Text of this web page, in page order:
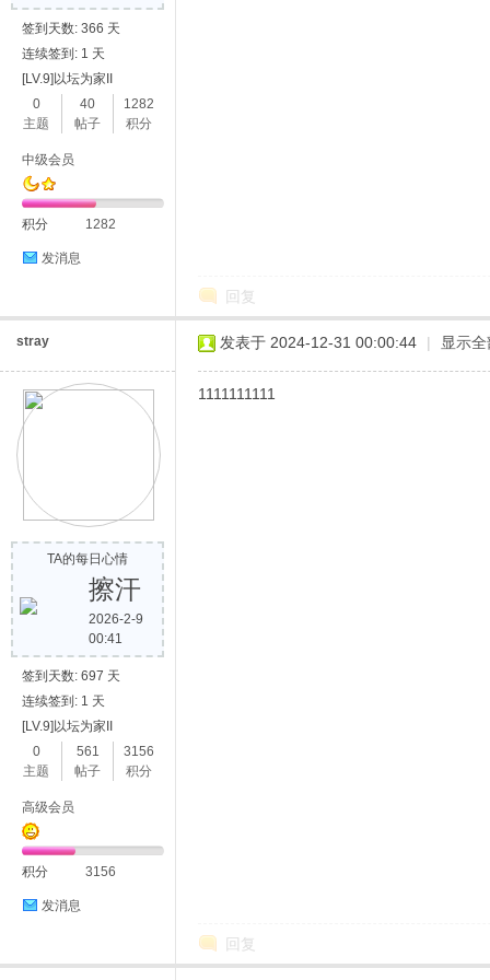
签到天数: 366 天
连续签到: 1 天
[LV.9]以坛为家II
0
主题
40
帖子
1282
积分
中级会员
积分 1282
发消息
回复
stray
TA的每日心情
擦汗
2026-2-9
00:41
签到天数: 697 天
连续签到: 1 天
[LV.9]以坛为家II
0
主题
561
帖子
3156
积分
高级会员
积分 3156
发消息
发表于 2024-12-31 00:00:44 | 显示
1111111111
回复